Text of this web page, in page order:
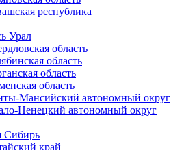
республика
Урал
область
область
область
область
Мансийский автономный округ
Ненецкий автономный округ
Сибирь
край